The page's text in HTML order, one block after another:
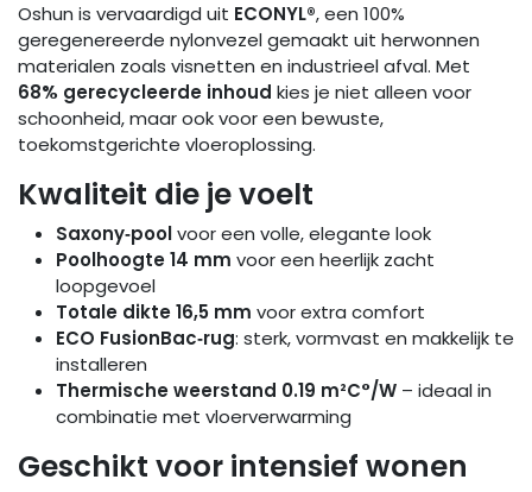
Oshun is vervaardigd uit ECONYL®, een 100%
geregenereerde nylonvezel gemaakt uit herwonnen
materialen zoals visnetten en industrieel afval. Met
68% gerecycleerde inhoud kies je niet alleen voor
schoonheid, maar ook voor een bewuste,
toekomstgerichte vloeroplossing.
Kwaliteit die je voelt
Saxony‑poolvoor een volle, elegante look
Poolhoogte 14 mm voor een heerlijk zacht
loopgevoel
Totale dikte 16,5 mm voor extra comfort
ECO FusionBac‑rug: sterk, vormvast en makkelijk te
installeren
Thermische weerstand 0.19 m²C°/W – ideaal in
combinatie met vloerverwarming
Geschikt voor intensief wonen